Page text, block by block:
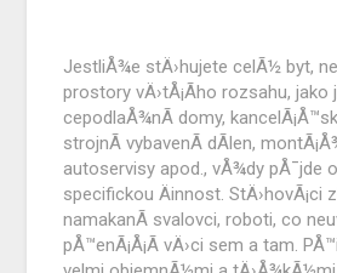
JestliÅ¾e stÄ›hujete celÃ½ byt,
prostory vÄ›tÅ¡Ã­ho rozsahu,
cepodlaÅ¾nÃ­ domy,
strojnÃ­ vybavenÃ­ dÃ­len,
autoservisy apod., vÅ¾dy pÅ¯jde
specifickou Äinnost. StÄ›hovÃ¡ci
namakanÃ­ svalovci, roboti, co
pÅ™enÃ¡Å¡Ã­ vÄ›ci sem a tam.